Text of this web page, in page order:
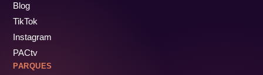
Blog
TikTok
Instagram
PACtv
PARQUES